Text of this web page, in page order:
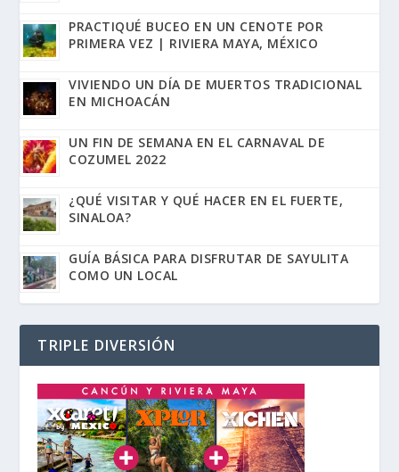
PRACTIQUÉ BUCEO EN UN CENOTE POR
PRIMERA VEZ | RIVIERA MAYA, MÉXICO
VIVIENDO UN DÍA DE MUERTOS TRADICIONAL
EN MICHOACÁN
UN FIN DE SEMANA EN EL CARNAVAL DE
COZUMEL 2022
¿QUÉ VISITAR Y QUÉ HACER EN EL FUERTE,
SINALOA?
GUÍA BÁSICA PARA DISFRUTAR DE SAYULITA
COMO UN LOCAL
TRIPLE DIVERSIÓN